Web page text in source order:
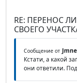
RE: ПЕРЕНОС
СВОЕГО
Сообщение от
Кстати, а какой
они ответили.